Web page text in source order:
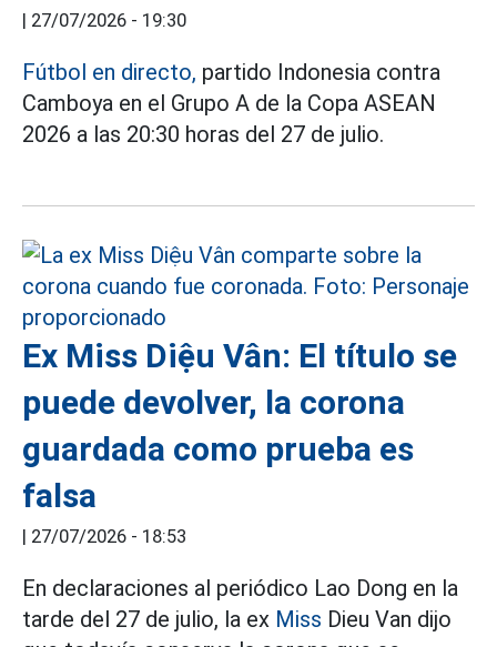
| 27/07/2026 - 19:30
Fútbol en directo, partido Indonesia contra
Camboya en el Grupo A de la Copa ASEAN
2026 a las 20:30 horas del 27 de julio.
Ex Miss Diệu Vân: El título se
puede devolver, la corona
guardada como prueba es
falsa
| 27/07/2026 - 18:53
En declaraciones al periódico Lao Dong en la
tarde del 27 de julio, la ex Miss Dieu Van dijo